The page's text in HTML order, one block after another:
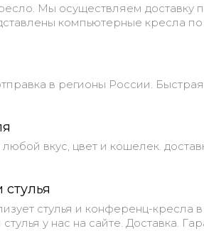
Мы осуществляем доставку
компьютерные кресла
в регионы России.
вкус, цвет и кошелек.
стулья и конференц-кресла
у нас на сайте. Доставка.